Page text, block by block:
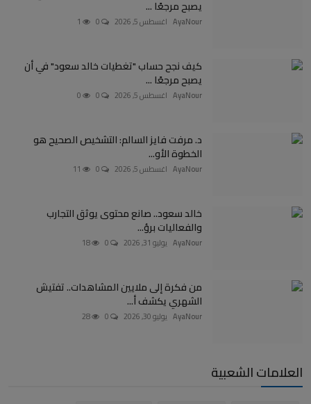
يصبح مرجعًا ...
AyaNour اغسطس 5, 2026
كيف نجح حساب "تغطيات خالد سعود" في أن
يصبح مرجعًا ...
AyaNour اغسطس 5, 2026
د. مرفت فايز السالم: التشخيص الصحيح هو
الخطوة الأو...
AyaNour اغسطس 5, 2026
خالد سعود.. صانع محتوى يوثق التجارب
والفعاليات برؤ...
AyaNour يوليو 31, 2026
من فكرة إلى ملايين المشاهدات.. تفتيش
الشهري يكشف أ...
AyaNour يوليو 30, 2026
العلامات الشعبية